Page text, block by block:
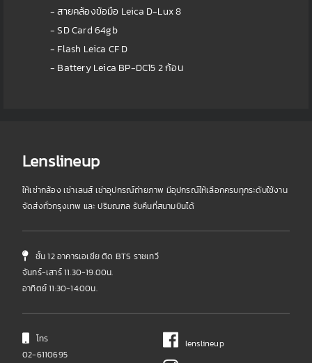
- สายคล้องข้อมือ Leica D-Lux 8
- SD Card 64gb
- Flash Leica CF D
- Battery Leica BP-DC15 2 ก้อน
Lenslineup
ให้เช่ากล้อง เช่าเลนส์ เช่าอุปกรณ์ถ่ายภาพ มีอุปกรณ์ให้เลือกครบทุกระดับใช้งาน
จัดส่งทั่วกรุงเทพ และ ปริมณฑล รับคืนที่สนามบินได้
ชั้น 12 อาคารเอเชีย ติด BTS ราชเทวี
จันทร์-เสาร์ 11.30-19.00น.
อาทิตย์ 11:30-14:00น.
โทร
02-6110695
lenslineup